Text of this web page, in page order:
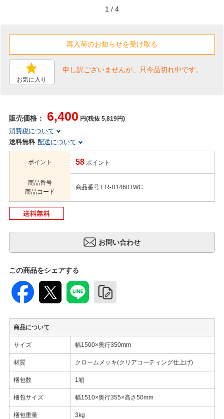
1 / 4
お気に入り
申し訳ございませんが、只今品切れ中です。
販売価格： 6,400 円(税抜 5,819円)
消費税について
送料無料 配送について
ポイント 58 ポイント
商品番号
商品コード
商品番号:ER-B1460TWC
この商品をシェアする
商品について
サイズ 幅1500×奥行350mm
材質 クロームメッキ(クリアコーティング仕上げ)
梱包数 1箱
梱包サイズ 幅1510×奥行355×高さ50mm
梱包重量 3kg